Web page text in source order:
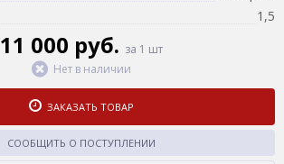
1,5
11 000 руб. за 1 шт
Нет в наличии
ЗАКАЗАТЬ ТОВАР
СООБЩИТЬ О ПОСТУПЛЕНИИ